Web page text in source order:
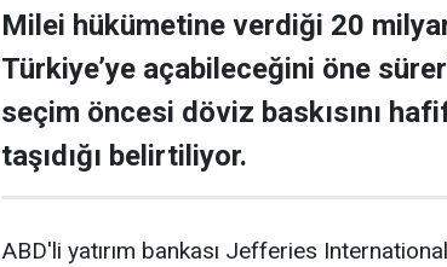
Milei hükümetine verdiği 20
Türkiye’ye açabileceğini öne
seçim öncesi döviz baskısını
taşıdığı belirtiliyor.
ABD'li yatırım bankası Jefferies